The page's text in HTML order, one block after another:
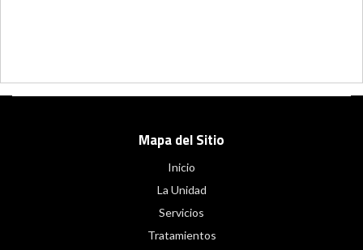
Mapa del Sitio
Inicio
La Unidad
Servicios
Tratamientos